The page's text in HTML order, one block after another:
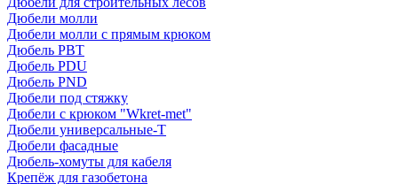
Дюбели молли
Дюбели молли с прямым крюком
Дюбель PBT
Дюбель PDU
Дюбель PND
Дюбели под стяжку
Дюбели с крюком "Wkret-met"
Дюбели универсальные-Т
Дюбели фасадные
Дюбель-хомуты для кабеля
Крепёж для газобетона